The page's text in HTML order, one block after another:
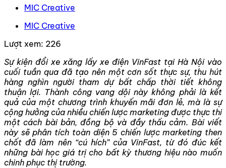
MIC Creative
MIC Creative
Lượt xem: 226
Sự kiện đổi xe xăng lấy xe điện VinFast tại Hà Nội vào
cuối tuần qua đã tạo nên một cơn sốt thực sự, thu hút
hàng nghìn người tham dự bất chấp thời tiết không
thuận lợi. Thành công vang dội này không phải là kết
quả của một chương trình khuyến mãi đơn lẻ, mà là sự
cộng hưởng của nhiều chiến lược marketing được thực thi
một cách bài bản, đồng bộ và đầy thấu cảm. Bài viết
này sẽ phân tích toàn diện 5 chiến lược marketing then
chốt đã làm nên “cú hích” của VinFast, từ đó đúc kết
những bài học giá trị cho bất kỳ thương hiệu nào muốn
chinh phục thị trường.